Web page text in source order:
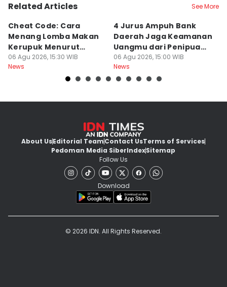
Related Articles See More
Cheat Code: Cara
Menang Lomba Makan
Kerupuk Menurut
Hukum Fisika, Bukan
Cuma Hoki
06 Agu 2026, 15:30 WIB
News
4 Jurus Ampuh Bank
Daerah Jaga Keamanan
Uangmu dari Penipuan
Digital
06 Agu 2026, 15:00 WIB
News
About UsEditorial TeamContact UsTerms of Services
Pedoman Media SiberIndexSitemap
Follow Us
Download
© 2026 IDN. All Rights Reserved.